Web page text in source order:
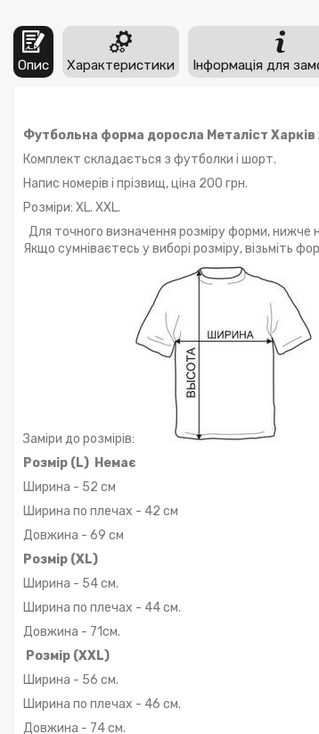
Опис Характеристики Інформація для
Футбольна форма доросла Металіст
Комплект складається з футболки і шорт.
Напис номерів і прізвищ, ціна 200 грн.
Розміри: XL. XXL.
Для точного визначення розміру форми, нижче
Якщо сумніваєтесь у виборі розміру, візьміть
Заміри до розмірів:
Розмір (L) Немає
Ширина - 52 см
Ширина по плечах - 42 см
Довжина - 69 см
Розмір (XL)
Ширина - 54 см.
Ширина по плечах - 44 см.
Довжина - 71см.
Розмір (XXL)
Ширина - 56 см.
Ширина по плечах - 46 см.
Довжина - 74 см.